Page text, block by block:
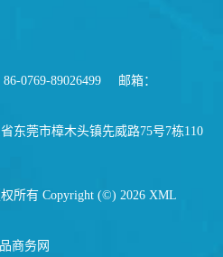
0769-89026499
邮箱：
东莞市樟木头镇先威路75号7栋110
所有 Copyright (©) 2026 XML
商务网